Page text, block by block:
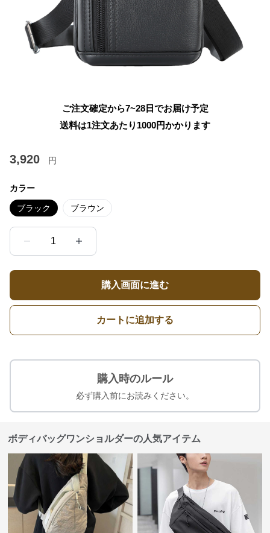
ご注文確定から7~28日でお届け予定
送料は1注文あたり 1000円かかります
3,920 円
カラー
ブラック ブラウン
1
購入画面に進む
カートに追加する
購入時のルール
必ず購入前にお読みください。
ボディバッグワンショルダーの人気アイテム